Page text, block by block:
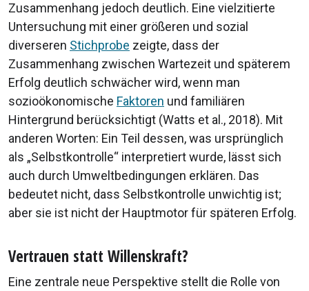
Zusammenhang jedoch deutlich. Eine vielzitierte
Untersuchung mit einer größeren und sozial
diverseren Stichprobe zeigte, dass der
Zusammenhang zwischen Wartezeit und späterem
Erfolg deutlich schwächer wird, wenn man
sozioökonomische Faktoren und familiären
Hintergrund berücksichtigt (Watts et al., 2018). Mit
anderen Worten: Ein Teil dessen, was ursprünglich
als „Selbstkontrolle“ interpretiert wurde, lässt sich
auch durch Umweltbedingungen erklären. Das
bedeutet nicht, dass Selbstkontrolle unwichtig ist;
aber sie ist nicht der Hauptmotor für späteren Erfolg.
Vertrauen statt Willenskraft?
Eine zentrale neue Perspektive stellt die Rolle von